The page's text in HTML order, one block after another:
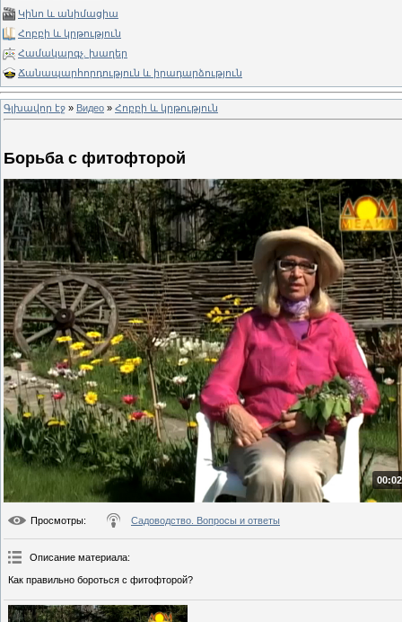
Կինո և անիմացիա
Հոբբի և կրթություն
Համակարգչ. խաղեր
Ճանապարհորդություն և իրադարձություն
Գլխավոր էջ » Видео » Հոբբի և կրթություն
Борьба с фитофторой
Просмотры: Садоводство. Вопросы и ответы
Описание материала:
Как правильно бороться с фитофторой?